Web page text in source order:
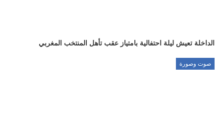
الداخلة تعيش ليلة احتفالية بامتياز عقب تأهل المنتخب المغربي
صوت وصورة